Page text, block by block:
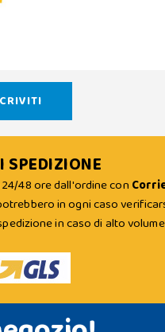
SPEDIZIONE
48 ore dall'ordine con
in ogni caso
in caso di alto